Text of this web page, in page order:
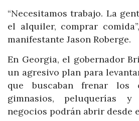
“Necesitamos trabajo. La
el alquiler, comprar
manifestante Jason Roberge.
En Georgia, el gobernador
un agresivo plan para
que buscaban frenar los
gimnasios, peluquerías y
negocios podrán abrir desde